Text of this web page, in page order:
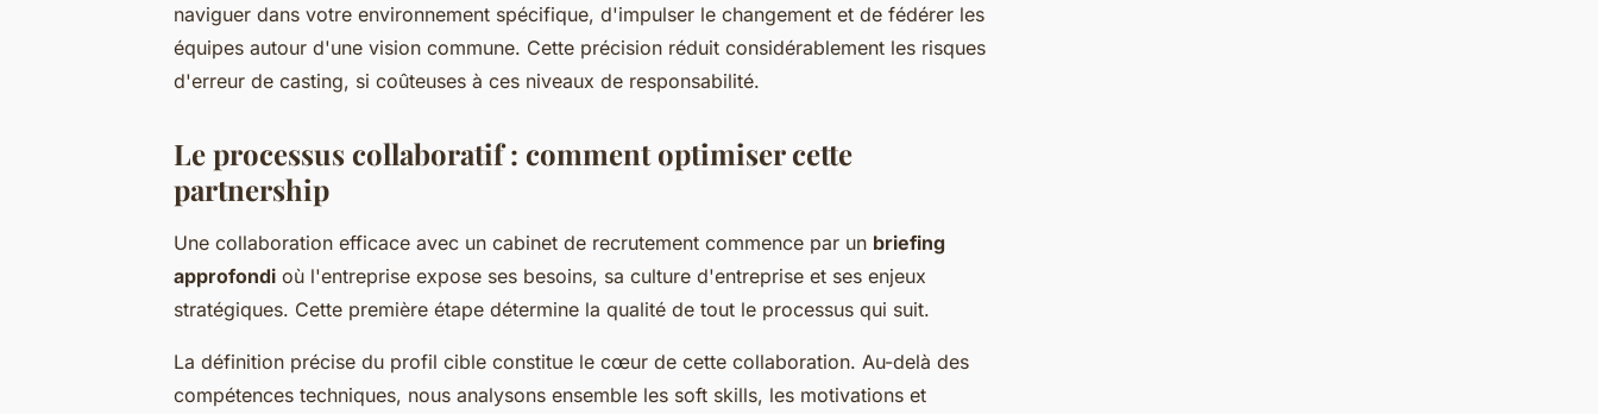
naviguer dans votre environnement spécifique, d'impulser le changement et de fédérer les
équipes autour d'une vision commune. Cette précision réduit considérablement les risques
d'erreur de casting, si coûteuses à ces niveaux de responsabilité.
Le processus collaboratif : comment optimiser cette
partnership
Une collaboration efficace avec un cabinet de recrutement commence par un briefing
approfondi où l'entreprise expose ses besoins, sa culture d'entreprise et ses enjeux
stratégiques. Cette première étape détermine la qualité de tout le processus qui suit.
La définition précise du profil cible constitue le cœur de cette collaboration. Au-delà des
compétences techniques, nous analysons ensemble les soft skills, les motivations et